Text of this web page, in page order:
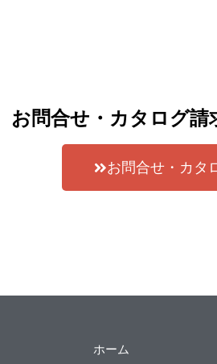
お問合せ・カタログ請
お問合せ・カタ
ホーム